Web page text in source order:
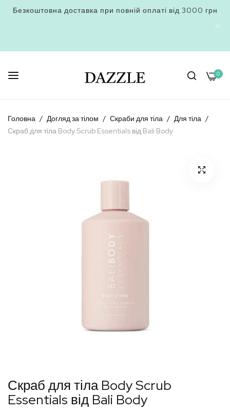
Безкоштовна доставка при повній оплаті від 3000 грн
0
to
Content
Головна Догляд за тілом Скраби для тіла
Для тіла
Скраб для тіла Body Scrub Essentials від Bali Body
до
початку
Скраб для тіла Body Scrub
Essentials від Bali Body